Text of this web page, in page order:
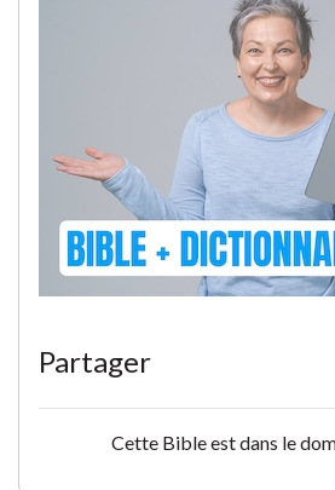
Partager
Cette Bible est dans le